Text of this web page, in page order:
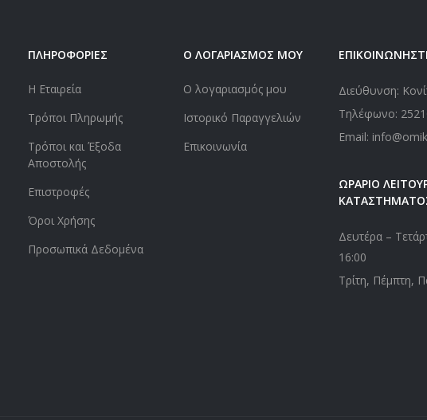
ΠΛΗΡΟΦΟΡΙΕΣ
Η Εταιρεία
Τρόποι Πληρωμής
Τρόποι και Έξοδα
Αποστολής
Επιστροφές
Όροι Χρήσης
Προσωπικά Δεδομένα
Ο ΛΟΓΑΡΙΑΣΜΟΣ ΜΟΥ
Ο λογαριασμός μου
Ιστορικό Παραγγελιών
Επικοινωνία
Διεύθυνση:
Τηλέφωνο:
Email:
ΩΡΑΡΙΟ
Δευτέρα –
16:00
Τρίτη, Πέμπτη,